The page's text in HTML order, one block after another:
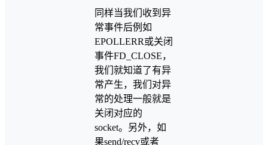
同样当我们收到异
常事件后例如
EPOLLERR或关闭
事件FD_CLOSE，
我们就知道了有异
常产生，我们对异
常的处理一般就是
关闭对应的
socket。另外，如
果send/recv或者